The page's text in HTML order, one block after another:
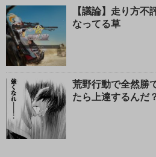
【議論】走り方不
なってる草
荒野行動で全然勝
たら上達するんだ